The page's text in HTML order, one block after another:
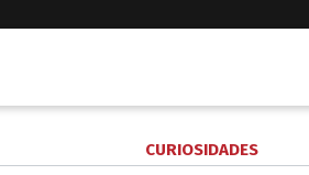
CURIOSIDADES